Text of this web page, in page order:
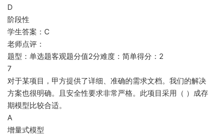
D
阶段性
学生答案：C
老师点评：
题型：单选题客观题分值2分难度：简单得分：2
7
对于某项目，甲方提供了详细、准确的需求文档。我们的解决
方案也很明确。且安全性要求非常严格。此项目采用（ ）成存
期模型比较合适。
A
增量式模型